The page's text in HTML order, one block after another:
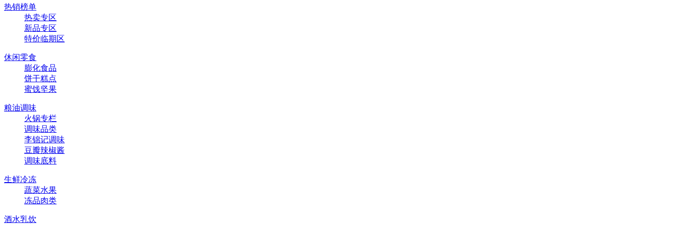
热销榜单
热卖专区
新品专区
特价临期区
休闲零食
膨化食品
饼干糕点
蜜饯坚果
粮油调味
火锅专栏
调味品类
李锦记调味
豆瓣辣椒酱
调味底料
生鲜冷冻
蔬菜水果
冻品肉类
酒水乳饮